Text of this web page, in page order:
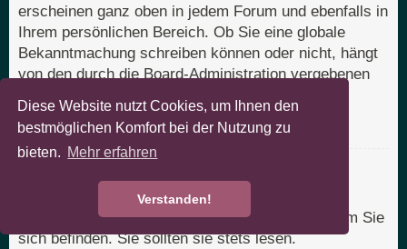
Diese Website nutzt Cookies, um Ihnen den
bestmöglichen Komfort bei der Nutzung zu
bieten. Mehr erfahren
Verstanden!
erscheinen ganz oben in jedem Forum und ebenfalls in
Ihrem persönlichen Bereich. Ob Sie eine globale
Bekanntmachung schreiben können oder nicht, hängt
von den durch die Board-Administration vergebenen
Nach oben
Bekanntmachungen beinhalten meist wichtige
Informationen zu dem Bereich des Boards, in dem Sie
sich befinden. Sie sollten sie stets lesen.